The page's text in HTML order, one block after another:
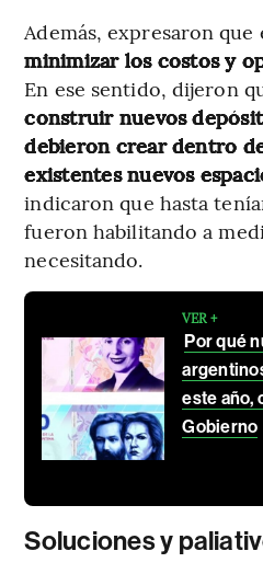
Además, expresaron
minimizar los costos y
En ese sentido, dijeron
construir nuevos
debieron crear dentro
existentes nuevos
indicaron que hasta
fueron habilitando a
necesitando.
VER +
Por qué
este año,
Gobierno
Soluciones y